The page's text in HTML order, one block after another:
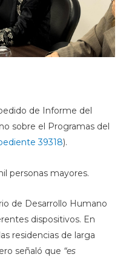
de Informe del
sobre el Programas del
39318).
personas mayores.
de Desarrollo Humano
dispositivos. En
residencias de larga
señaló que “es